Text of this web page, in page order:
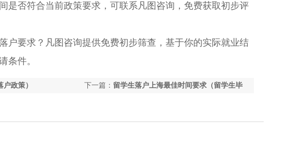
是否符合当前政策要求，可联系凡图咨询，免费获取初步评
要求？凡图咨询提供免费初步筛查，基于你的实际就业结
条件。
下一篇： 留学生落户上海最佳时间要求（留学生毕
政策）